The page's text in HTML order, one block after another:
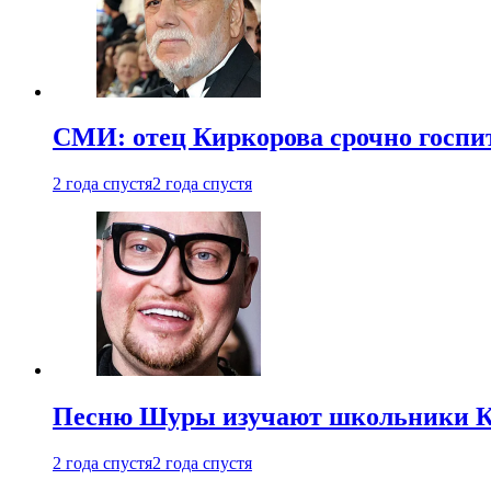
СМИ: отец Киркорова срочно
2 года спустя2 года спустя
Песню Шуры изучают школьники
2 года спустя2 года спустя